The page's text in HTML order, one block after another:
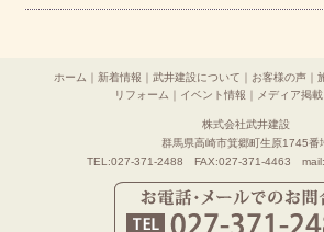
ホーム 新着情報 武井建設について お客様の声
リフォーム
イベント情報 メディア掲載
株式会社武井建設
群馬県高崎市箕郷町生原1745番
TEL:027-371-2488 FAX:027-371-4463